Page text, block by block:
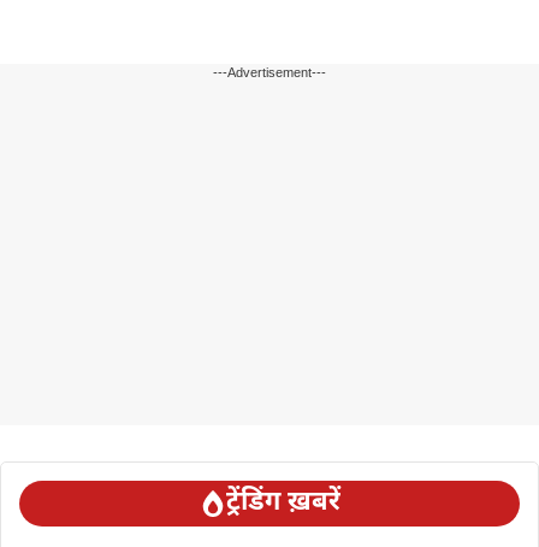
---Advertisement---
ट्रेंडिंग ख़बरें